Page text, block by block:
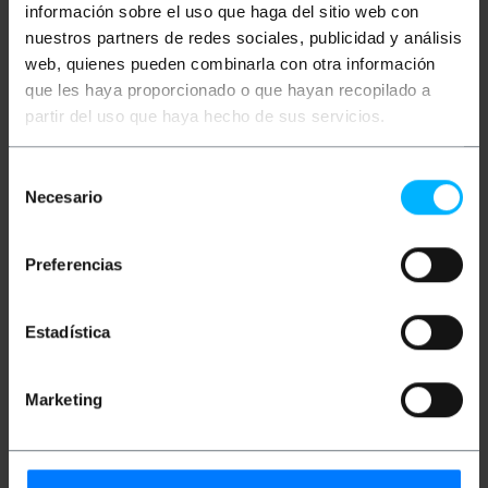
información sobre el uso que haga del sitio web con
nuestros partners de redes sociales, publicidad y análisis
web, quienes pueden combinarla con otra información
que les haya proporcionado o que hayan recopilado a
partir del uso que haya hecho de sus servicios.
Necesario
Preferencias
Estadística
Marketing
Plus d'informations
Description
Câble fibre optique duplex multimode (MM) conforme
à la norme OM5 (ANSI/TIA 492AAE). Les câbles OM5
optimisée à 50/125 ?m et permettent une vitesse
pouvant atteindre 100 gigabits à une distance
pouvant atteindre 100 m. Il dispose d'un connecteur
double ST/PC à l'autre extrémité. Câble vérifié à
100%, de première qualité et LSZH (Low Smoke
câble de 3,0 mm (y compris fibre kevlar et gaine de
couleur verte). Longueur de câble de 2 m.